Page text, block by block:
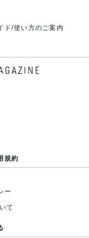
ド/使い方のご案内
規約
ー
て